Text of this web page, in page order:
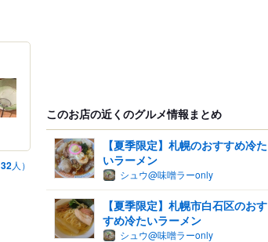
32人）
このお店の近くのグルメ情報まとめ
【夏季限定】札幌のおすすめ冷た
いラーメン
シュウ@味噌ラーonly
【夏季限定】札幌市白石区のおす
すめ冷たいラーメン
シュウ@味噌ラーonly